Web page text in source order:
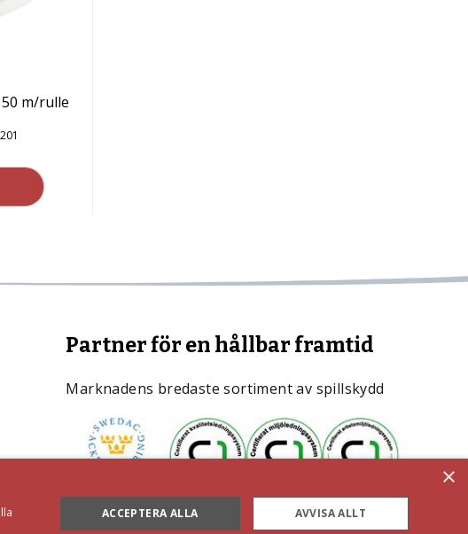
m/rulle
Partner för en hållbar framtid
Marknadens bredaste sortiment av spillskydd
×
ACCEPTERA ALLA AVVISA ALLT